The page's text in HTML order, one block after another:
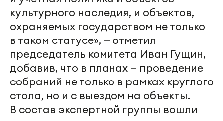
культурного наследия, и объектов,
охраняемых государством не только
в таком статусе», — отметил
председатель комитета Иван Гущин,
добавив, что в планах — проведение
собраний не только в рамках круглого
стола, но и с выездом на объекты.
В состав экспертной группы вошли